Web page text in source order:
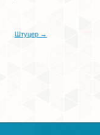
Штуцер →